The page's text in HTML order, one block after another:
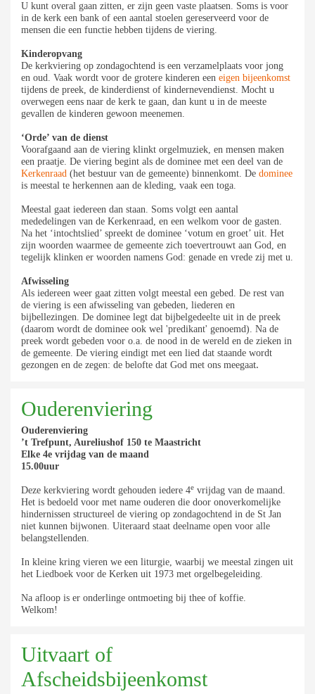
U kunt overal gaan zitten, er zijn geen vaste plaatsen. Soms is voor
in de kerk een bank of een aantal stoelen gereserveerd voor de
mensen die een functie hebben tijdens de viering.
Kinderopvang
De kerkviering op zondagochtend is een verzamelplaats voor jong
en oud. Vaak wordt voor de grotere kinderen een eigen bijeenkomst
tijdens de preek, de kinderdienst of kindernevendienst. Mocht u
overwegen eens naar de kerk te gaan, dan kunt u in de meeste
gevallen de kinderen gewoon meenemen.
‘Orde’ van de dienst
Voorafgaand aan de viering klinkt orgelmuziek, en mensen maken
een praatje. De viering begint als de dominee met een deel van de
Kerkenraad (het bestuur van de gemeente) binnenkomt. De dominee
is meestal te herkennen aan de kleding, vaak een toga.
Meestal gaat iedereen dan staan. Soms volgt een aantal
mededelingen van de Kerkenraad, en een welkom voor de gasten.
Na het ‘intochtslied’ spreekt de dominee ‘votum en groet’ uit. Het
zijn woorden waarmee de gemeente zich toevertrouwt aan God, en
tegelijk klinken er woorden namens God: genade en vrede zij met u.
Afwisseling
Als iedereen weer gaat zitten volgt meestal een gebed. De rest van
de viering is een afwisseling van gebeden, liederen en
bijbellezingen. De dominee legt dat bijbelgedeelte uit in de preek
(daarom wordt de dominee ook wel 'predikant' genoemd). Na de
preek wordt gebeden voor o.a. de nood in de wereld en de zieken in
de gemeente. De viering eindigt met een lied dat staande wordt
gezongen en de zegen: de belofte dat God met ons meegaat.
Ouderenviering
Ouderenviering
’t Trefpunt, Aureliushof 150 te Maastricht
Elke 4e vrijdag van de maand
15.00uur
Deze kerkviering wordt gehouden iedere 4e vrijdag van de maand.
Het is bedoeld voor met name ouderen die door onoverkomelijke
hindernissen structureel de viering op zondagochtend in de St Jan
niet kunnen bijwonen. Uiteraard staat deelname open voor alle
belangstellenden.
In kleine kring vieren we een liturgie, waarbij we meestal zingen uit
het Liedboek voor de Kerken uit 1973 met orgelbegeleiding.
Na afloop is er onderlinge ontmoeting bij thee of koffie.
Welkom!
Uitvaart of
Afscheidsbijeenkomst